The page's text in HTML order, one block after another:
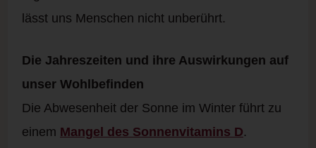
lässt uns Menschen nicht unberührt.
Die Jahreszeiten und ihre Auswirkungen auf
unser Wohlbefinden
Die Abwesenheit der Sonne im Winter führt zu
einem Mangel des Sonnenvitamins D.